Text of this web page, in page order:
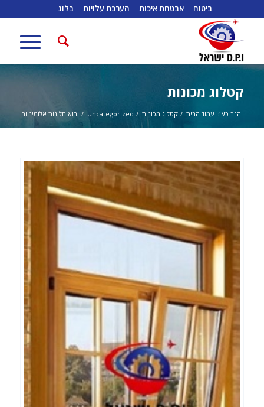
ביטוח אבטחת איכות הערכת עלויות בלוג
קטלוג מכונות
הנך כאן: עמוד הבית / קטלוג מכונות /
Uncategorized
/ יבוא חלונות אלומיניום